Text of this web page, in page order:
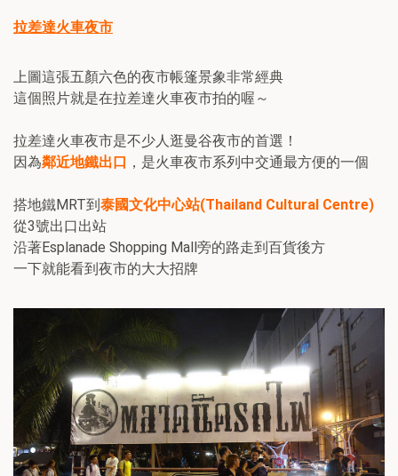
拉差達火車夜市
上圖這張五顏六色的夜市帳篷景象非常經典
這個照片就是在拉差達火車夜市拍的喔～
拉差達火車夜市是不少人逛曼谷夜市的首選！
因為鄰近地鐵出口 ，是火車夜市系列中交通最方便的一個
搭地鐵MRT到泰國文化中心站(Thailand Cultural Centre)
從3號出口出站
沿著Esplanade Shopping Mall旁的路走到百貨後方
一下就能看到夜市的大大招牌